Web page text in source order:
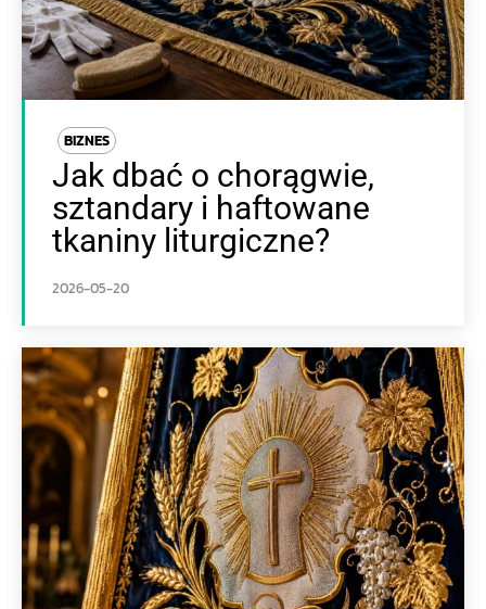
BIZNES
Jak dbać o chorągwie,
sztandary i haftowane
tkaniny liturgiczne?
2026-05-20